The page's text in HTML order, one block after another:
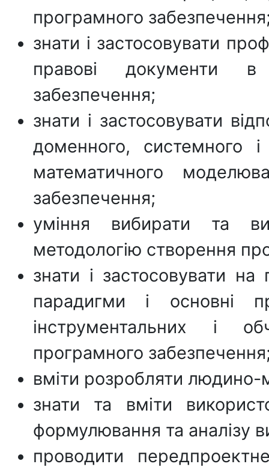
програмного
знати і застосовувати
правові документи в
забезпечення;
знати і застосовувати
доменного, системного і
математичного
забезпечення;
уміння вибирати та
методологію створення
знати і застосовувати на
парадигми і основні
інструментальних і
програмного
вміти розробляти
знати та вміти
формулювання та аналізу
проводити